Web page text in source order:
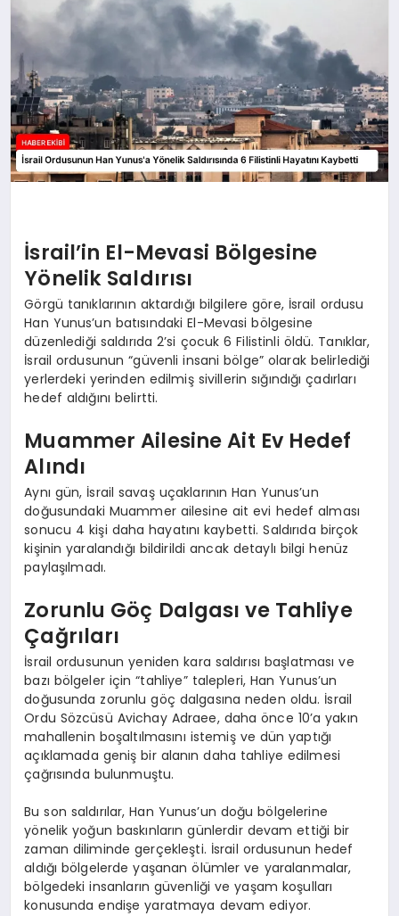
İsrail’in El-Mevasi Bölgesine
Yönelik Saldırısı
Görgü tanıklarının aktardığı bilgilere göre, İsrail ordusu
Han Yunus’un batısındaki El-Mevasi bölgesine
düzenlediği saldırıda 2’si çocuk 6 Filistinli öldü. Tanıklar,
İsrail ordusunun “güvenli insani bölge” olarak belirlediği
yerlerdeki yerinden edilmiş sivillerin sığındığı çadırları
hedef aldığını belirtti.
Muammer Ailesine Ait Ev Hedef
Alındı
Aynı gün, İsrail savaş uçaklarının Han Yunus’un
doğusundaki Muammer ailesine ait evi hedef alması
sonucu 4 kişi daha hayatını kaybetti. Saldırıda birçok
kişinin yaralandığı bildirildi ancak detaylı bilgi henüz
paylaşılmadı.
Zorunlu Göç Dalgası ve Tahliye
Çağrıları
İsrail ordusunun yeniden kara saldırısı başlatması ve
bazı bölgeler için “tahliye” talepleri, Han Yunus’un
doğusunda zorunlu göç dalgasına neden oldu. İsrail
Ordu Sözcüsü Avichay Adraee, daha önce 10’a yakın
mahallenin boşaltılmasını istemiş ve dün yaptığı
açıklamada geniş bir alanın daha tahliye edilmesi
çağrısında bulunmuştu.
Bu son saldırılar, Han Yunus’un doğu bölgelerine
yönelik yoğun baskınların günlerdir devam ettiği bir
zaman diliminde gerçekleşti. İsrail ordusunun hedef
aldığı bölgelerde yaşanan ölümler ve yaralanmalar,
bölgedeki insanların güvenliği ve yaşam koşulları
konusunda endişe yaratmaya devam ediyor.